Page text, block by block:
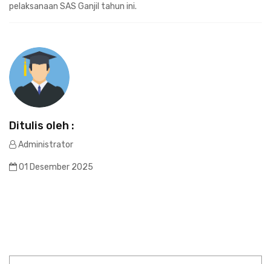
pelaksanaan SAS Ganjil tahun ini.
Ditulis oleh :
Administrator
01 Desember 2025